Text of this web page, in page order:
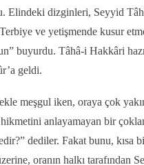
Elindeki dizginleri, Seyyid
ve yetişmende kusur
buyurdu. Tâhâ-i Hakkâri
geldi.
meşgul iken, oraya çok
hikmetini anlayamayan bir
dediler. Fakat bunu, kısa
oranın halkı tarafından